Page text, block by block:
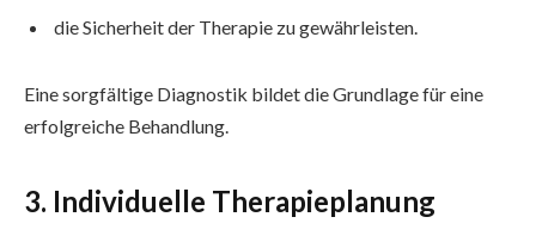
die Sicherheit der Therapie zu gewährleisten.
Eine sorgfältige Diagnostik bildet die Grundlage für eine
erfolgreiche Behandlung.
3. Individuelle Therapieplanung